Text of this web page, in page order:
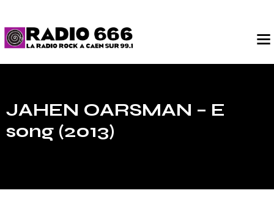
JAHEN OARSMAN – E
song (2013)